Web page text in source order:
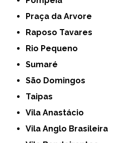
Praça da Arvore
Raposo Tavares
Rio Pequeno
Sumaré
São Domingos
Taipas
Vila Anastácio
Vila Anglo Brasileira